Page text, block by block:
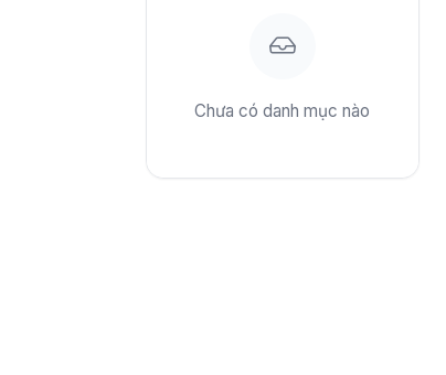
Chưa có danh mục nào